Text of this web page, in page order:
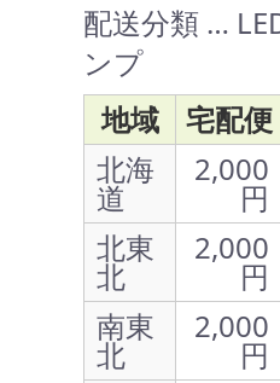
配送分類 …
ンプ
地域
宅配便
北海
道
2,000
円
北東
北
2,000
円
南東
北
2,000
円